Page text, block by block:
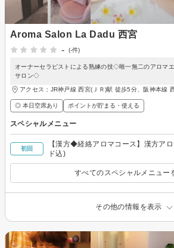
Aroma Salon La Dadu 西宮
-
(-件)
オーナーセラピストによる熟練の技◇唯一無二のアロマ
サロン◇
アクセス：JR神戸線 西宮(ＪＲ)駅 徒歩5分、阪神本線
◎ 本日空席あり ポイントが貯まる・使える
スペシャルメニュー
初回
【漢方◆経絡アロマコース】漢方ア
ド込)
すべてのスペシャルメニュー
その他の情報を表示